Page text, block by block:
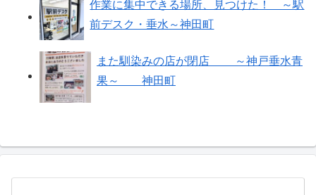
作業に集中できる場所、見つけた！ ～駅
前デスク・垂水～神田町
また馴染みの店が閉店 ～神戸垂水青
果～ 神田町